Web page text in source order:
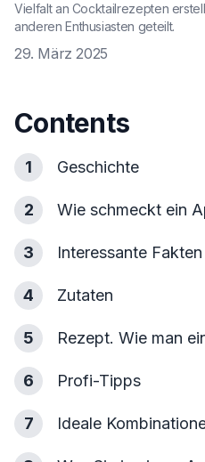
Vielfalt an Cocktailrezepten
anderen Enthusiasten geteilt.
29. März 2025
Contents
1 Geschichte
2 Wie schmeckt ein
3 Interessante
4 Zutaten
5 Rezept. Wie man
6 Profi-Tipps
7 Ideale